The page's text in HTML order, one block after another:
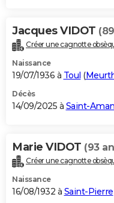
Jacques VIDOT
Créer une cagnotte
Naissance
19/07/1936 à Toul (
Décès
14/09/2025 à Saint-
Marie VIDOT (93
Créer une cagnotte
Naissance
16/08/1932 à Saint-Pierre